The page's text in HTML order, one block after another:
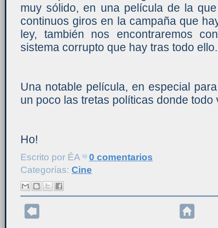
muy sólido, en una película de la
continuos giros en la campaña que
ley, también nos encontraremos
sistema corrupto que hay tras todo ello.
Una notable película, en especial
un poco las tretas políticas donde todo
Ho!
Escrito por ÉA
0 comentarios
Categorías: Cine